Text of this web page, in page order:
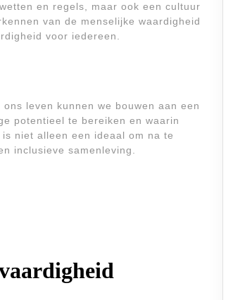
en regels, maar ook een cultuur
van de menselijke waardigheid
voor iedereen.
leven kunnen we bouwen aan een
potentieel te bereiken en waarin
niet alleen een ideaal om na te
inclusieve samenleving.